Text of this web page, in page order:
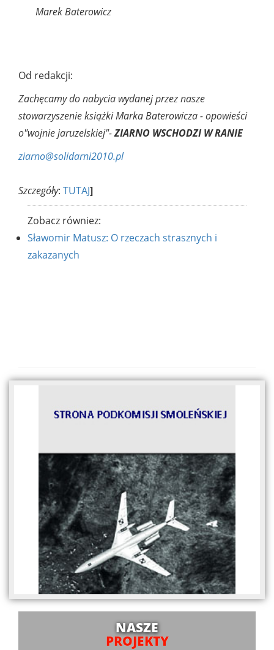
Marek Baterowicz
Od redakcji:
Zachęcamy do nabycia wydanej przez nasze
stowarzyszenie książki Marka Baterowicza - opowieści
o"wojnie jaruzelskiej"-ZIARNO WSCHODZI W RANIE
ziarno@solidarni2010.pl
Szczegóły: TUTAJ]
Zobacz równiez:
Sławomir Matusz: O rzeczach strasznych i
zakazanych
NASZE
PROJEKTY